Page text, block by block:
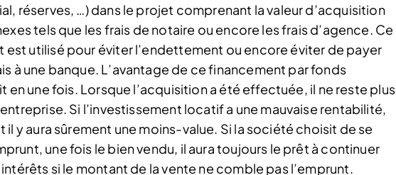
réserves, …) dans le projet comprenant la valeur d’acquisition
tels que les frais de notaire ou encore les frais d’agence. Ce
est utilisé pour éviter l’endettement ou encore éviter de payer
à une banque. L’avantage de ce financement par fonds
en une fois. Lorsque l’acquisition a été effectuée, il ne reste plus
Si l’investissement locatif a une mauvaise rentabilité,
il y aura sûrement une moins-value. Si la société choisit de se
une fois le bien vendu, il aura toujours le prêt à continuer
si le montant de la vente ne comble pas l’emprunt.